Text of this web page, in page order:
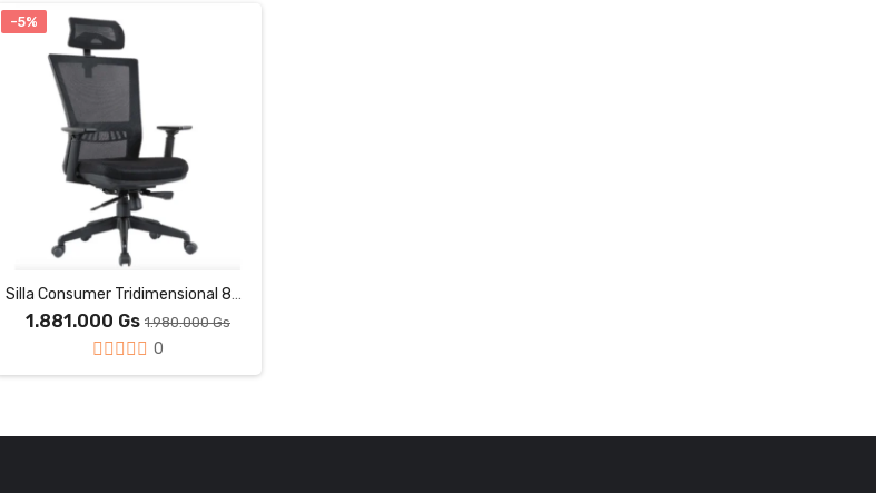
-5%
Silla Consumer Tridimensional 8926 Negra
1.881.000 Gs 1.980.000 Gs
0